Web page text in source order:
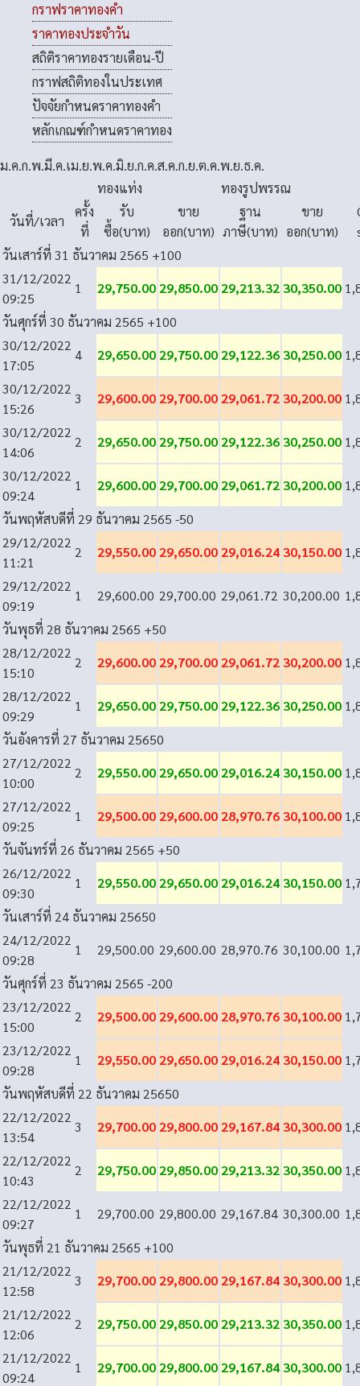
กราฟราคาทองคำ
ราคาทองประจำวัน
สถิติราคาทองรายเดือน-ปี
กราฟสถิติทองในประเทศ
ปัจจัยกำหนดราคาทองคำ
หลักเกณฑ์กำหนดราคาทอง
ม.ค.ก.พ.มี.ค.เม.ย.พ.ค.มิ.ย.ก.ค.ส.ค.ก.ย.ต.ค.พ.ย.ธ.ค.
ทองแท่ง
ทองรูปพรรณ
วันที่/เวลา
ครั้ง
ที่
รับ
ซื้อ(บาท)
ขาย
ออก(บาท)
ฐาน
ภาษี(บาท)
ขาย
ออก(บาท)
วันเสาร์ที่ 31 ธันวาคม 2565 +100
31/12/2022
09:25
1 29,750.00 29,850.00 29,213.32 30,350.00
วันศุกร์ที่ 30 ธันวาคม 2565 +100
30/12/2022
17:05
4 29,650.00 29,750.00 29,122.36 30,250.00
30/12/2022
15:26
3 29,600.00 29,700.00 29,061.72 30,200.00
30/12/2022
14:06
2 29,650.00 29,750.00 29,122.36 30,250.00
30/12/2022
09:24
1 29,600.00 29,700.00 29,061.72 30,200.00
วันพฤหัสบดีที่ 29 ธันวาคม 2565 -50
29/12/2022
11:21
2 29,550.00 29,650.00 29,016.24 30,150.00
29/12/2022
09:19
1 29,600.00 29,700.00 29,061.72 30,200.00
วันพุธที่ 28 ธันวาคม 2565 +50
28/12/2022
15:10
2 29,600.00 29,700.00 29,061.72 30,200.00
28/12/2022
09:29
1 29,650.00 29,750.00 29,122.36 30,250.00
วันอังคารที่ 27 ธันวาคม 25650
27/12/2022
10:00
2 29,550.00 29,650.00 29,016.24 30,150.00
27/12/2022
09:25
1 29,500.00 29,600.00 28,970.76 30,100.00
วันจันทร์ที่ 26 ธันวาคม 2565 +50
26/12/2022
09:30
1 29,550.00 29,650.00 29,016.24 30,150.00
วันเสาร์ที่ 24 ธันวาคม 25650
24/12/2022
09:28
1 29,500.00 29,600.00 28,970.76 30,100.00
วันศุกร์ที่ 23 ธันวาคม 2565 -200
23/12/2022
15:00
2 29,500.00 29,600.00 28,970.76 30,100.00
23/12/2022
09:28
1 29,550.00 29,650.00 29,016.24 30,150.00
วันพฤหัสบดีที่ 22 ธันวาคม 25650
22/12/2022
13:54
3 29,700.00 29,800.00 29,167.84 30,300.00
22/12/2022
10:43
2 29,750.00 29,850.00 29,213.32 30,350.00
22/12/2022
09:27
1 29,700.00 29,800.00 29,167.84 30,300.00
วันพุธที่ 21 ธันวาคม 2565 +100
21/12/2022
12:58
3 29,700.00 29,800.00 29,167.84 30,300.00
21/12/2022
12:06
2 29,750.00 29,850.00 29,213.32 30,350.00
21/12/2022
09:24
1 29,700.00 29,800.00 29,167.84 30,300.00